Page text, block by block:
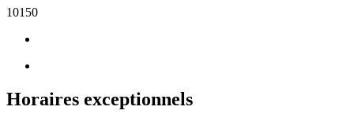
10150
Horaires exceptionnels